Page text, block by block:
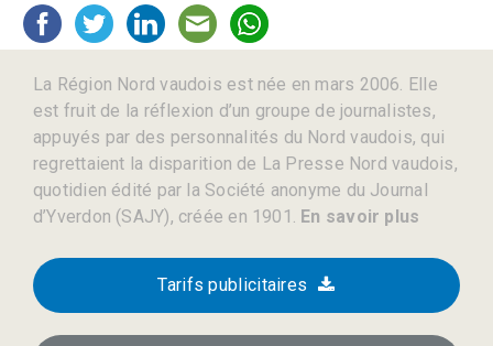
La Région Nord vaudois est née en mars 2006. Elle
est fruit de la réflexion d’un groupe de journalistes,
appuyés par des personnalités du Nord vaudois, qui
regrettaient la disparition de La Presse Nord vaudois,
quotidien édité par la Société anonyme du Journal
d’Yverdon (SAJY), créée en 1901. En savoir plus
Tarifs publicitaires